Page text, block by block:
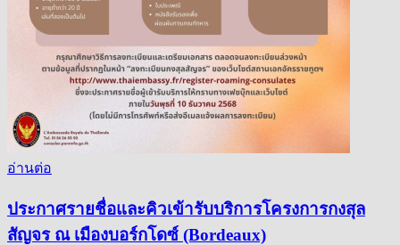
อ่านต่อ
ประกาศรายชื่อและคิวเข้ารับบริการโครงการกงสุล
สัญจร ณ เมืองบอร์กโดซ์ (Bordeaux)